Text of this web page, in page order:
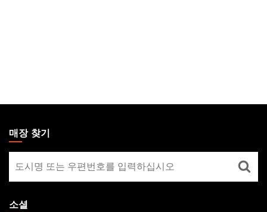
THE
GATHERING
FOOTER
매장 찾기
장
찾
기
소셜